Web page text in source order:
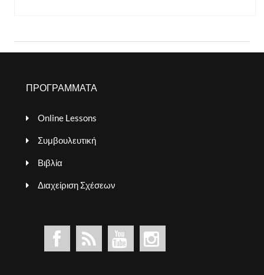
ΠΡΟΓΡΑΜΜΑΤΑ
Online Lessons
Συμβουλευτική
Βιβλία
Διαχείριση Σχέσεων